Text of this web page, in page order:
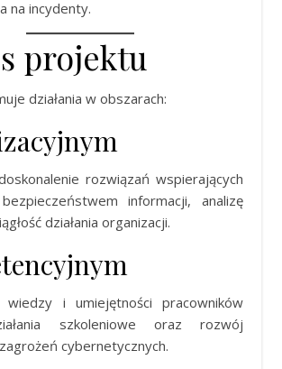
na incydenty.
projektu
działania w obszarach:
rozwiązań wspierających
informacji, analizę
działania organizacji.
wiedzy i umiejętności pracowników
szkoleniowe oraz rozwój
cybernetycznych.